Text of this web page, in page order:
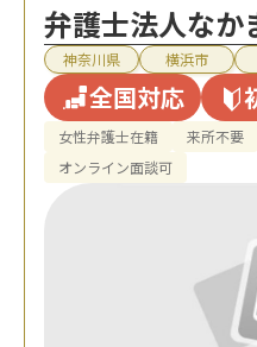
弁護士法人なか
神奈川県 横浜市
全国対応
女性弁護士在籍 来所不要
オンライン面談可